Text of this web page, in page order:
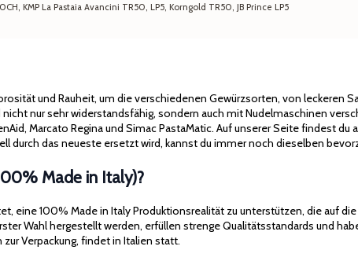
KMP La Pastaia Avancini TR50, LP5, Korngold TR50, JB Prince LP5
und Rauheit, um die verschiedenen Gewürzsorten, von leckeren
nur sehr widerstandsfähig, sondern auch mit Nudelmaschinen
Marcato Regina und Simac PastaMatic. Auf unserer Seite findest du
durch das neueste ersetzt wird, kannst du immer noch dieselben
Made in Italy)?
eine 100% Made in Italy Produktionsrealität zu unterstützen, die auf
Wahl hergestellt werden, erfüllen strenge Qualitätsstandards und
Verpackung, findet in Italien statt.